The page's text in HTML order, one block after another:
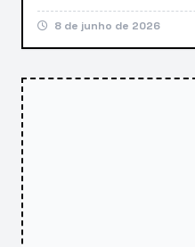
galera com uma nova e
gameplay de Gears of
dos pontos altos do
8 de junho de 2026